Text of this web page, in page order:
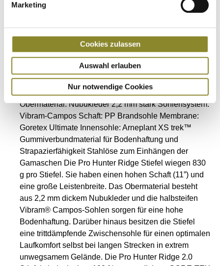
Marketing
Cookies zulassen
Auswahl erlauben
Nur notwendige Cookies
Ausstattung
Obermaterial: Nubukleder 2,2 mm stark Sohlensystem:
Vibram-Campos Schaft: PP Brandsohle Membrane:
Goretex Ultimate Innensohle: Arneplant XS trek™
Gummiverbundmaterial für Bodenhaftung und
Strapazierfähigkeit Stahlöse zum Einhängen der
Gamaschen Die Pro Hunter Ridge Stiefel wiegen 830
g pro Stiefel. Sie haben einen hohen Schaft (11”) und
eine große Leistenbreite. Das Obermaterial besteht
aus 2,2 mm dickem Nubukleder und die halbsteifen
Vibram® Campos-Sohlen sorgen für eine hohe
Bodenhaftung. Darüber hinaus besitzen die Stiefel
eine trittdämpfende Zwischensohle für einen optimalen
Laufkomfort selbst bei langen Strecken in extrem
unwegsamem Gelände. Die Pro Hunter Ridge 2.0